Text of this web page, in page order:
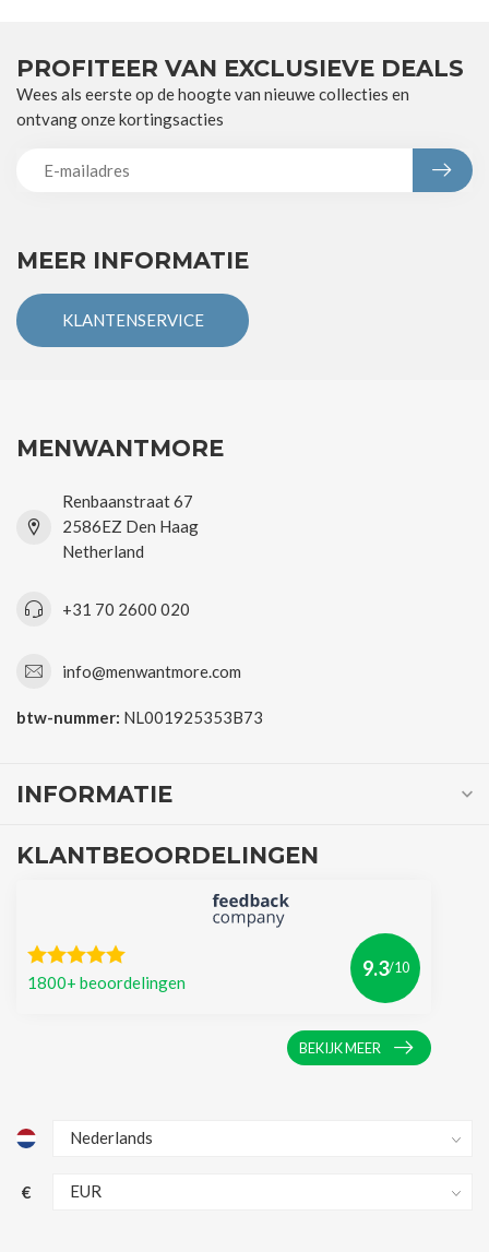
MEER INFORMATIE
KLANTENSERVICE
PROFITEER VAN EXCLUSIEVE DEALS
Wees als eerste op de hoogte van nieuwe collecties en
ontvang onze kortingsacties
MENWANTMORE
Renbaanstraat 67
2586EZ Den Haag
Netherland
+31 70 2600 020
info@menwantmore.com
btw-nummer: NL001925353B73
INFORMATIE
KLANTBEOORDELINGEN
1800+ beoordelingen
9.3/10
BEKIJK MEER
€